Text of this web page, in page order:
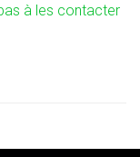
à les contacter